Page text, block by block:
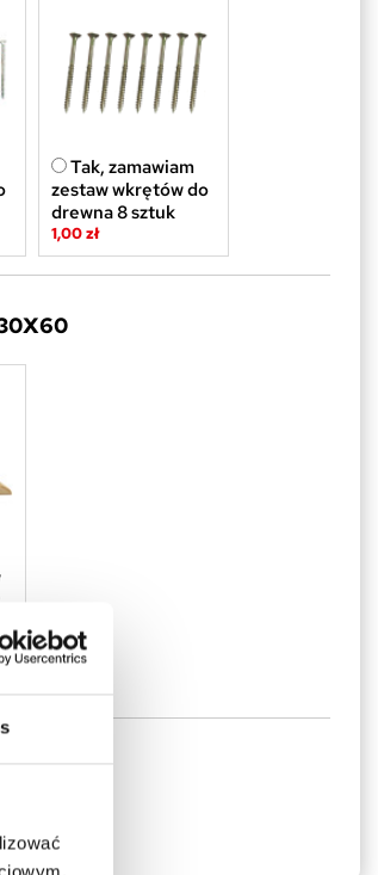
Tak, zamawiam
zestaw wkrętów do
drewna 8 sztuk
1,00 zł